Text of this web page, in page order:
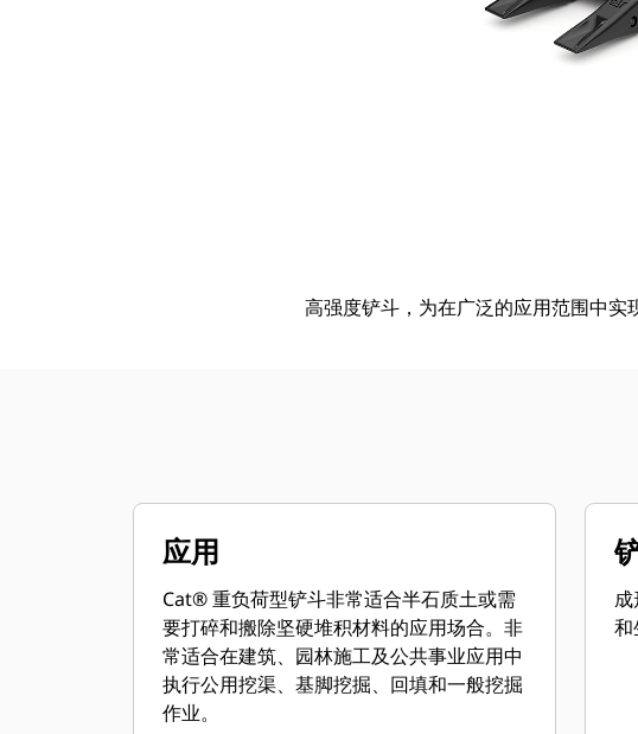
高强度铲斗，为在广泛的应用范围中实
应用
Cat® 重负荷型铲斗非常适合半石质土或需
要打碎和搬除坚硬堆积材料的应用场合。非
常适合在建筑、园林施工及公共事业应用中
执行公用挖渠、基脚挖掘、回填和一般挖掘
作业。
和